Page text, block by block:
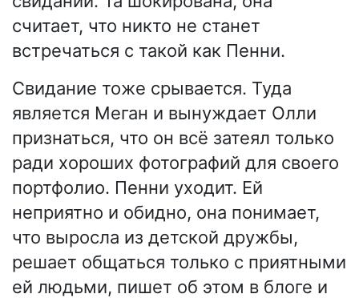
считает, что никто не станет
встречаться с такой как Пенни.
Свидание тоже срывается. Туда
является Меган и вынуждает Олли
признаться, что он всё затеял только
ради хороших фотографий для своего
портфолио. Пенни уходит. Ей
неприятно и обидно, она понимает,
что выросла из детской дружбы,
решает общаться только с приятными
ей людьми, пишет об этом в блоге и